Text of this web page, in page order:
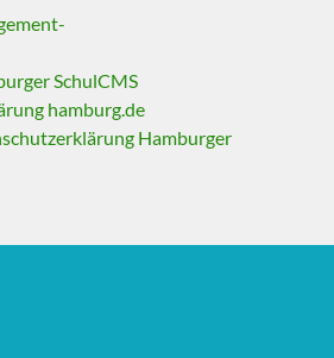
SchulCMS
hamburg.de
Hamburger